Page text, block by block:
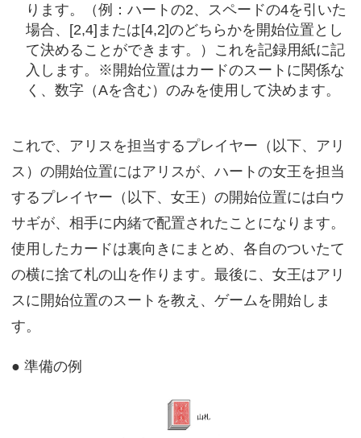
ります。（例：ハートの2、スペードの4を引いた
場合、[2,4]または[4,2]のどちらかを開始位置とし
て決めることができます。）これを記録用紙に記
入します。※開始位置はカードのスートに関係な
く、数字（Aを含む）のみを使用して決めます。
これで、アリスを担当するプレイヤー（以下、アリ
ス）の開始位置にはアリスが、ハートの女王を担当
するプレイヤー（以下、女王）の開始位置には白ウ
サギが、相手に内緒で配置されたことになります。
使用したカードは裏向きにまとめ、各自のついたて
の横に捨て札の山を作ります。最後に、女王はアリ
スに開始位置のスートを教え、ゲームを開始しま
す。
● 準備の例